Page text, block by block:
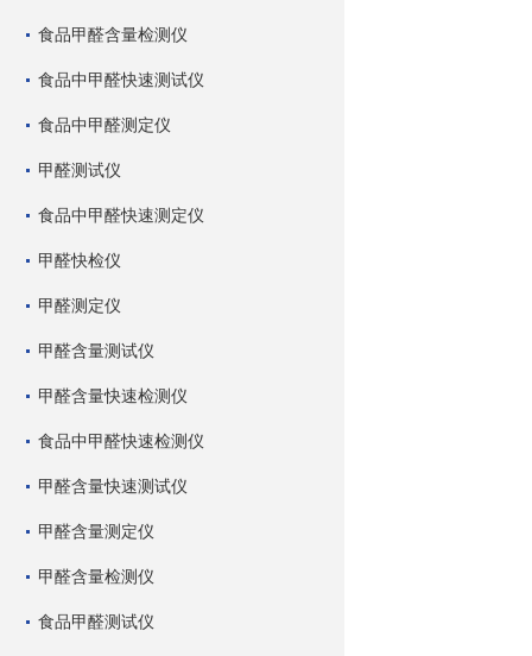
食品甲醛含量检测仪
食品中甲醛快速测试仪
食品中甲醛测定仪
甲醛测试仪
食品中甲醛快速测定仪
甲醛快检仪
甲醛测定仪
甲醛含量测试仪
甲醛含量快速检测仪
食品中甲醛快速检测仪
甲醛含量快速测试仪
甲醛含量测定仪
甲醛含量检测仪
食品甲醛测试仪